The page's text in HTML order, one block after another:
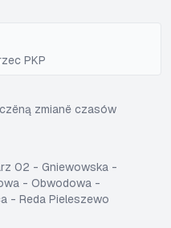
PKP
zmianë czasów
02 - Gniewowska -
- Obwodowa -
- Reda Pieleszewo